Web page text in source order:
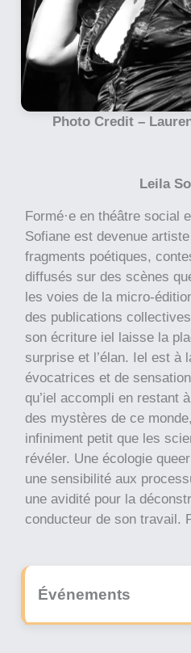
Photo Credit –
Leila
Formé·e en théâtre social
Sofiane est devenue
fragments poétiques,
diffusés sur des scènes
les voies de la micro-
des publications
son écriture iel laisse la
surprise et l’élan. Iel est à
évocatrices et de
qu’iel accompli en restant
des mystères de ce
infiniment petit que les
révéler. Une écologie
une sensibilité aux
une avidité pour la
conducteur de son travail.
comprends quelque-
faire honneur à sa lignée
adoptif : Gespe’gewa’gi,
Événements